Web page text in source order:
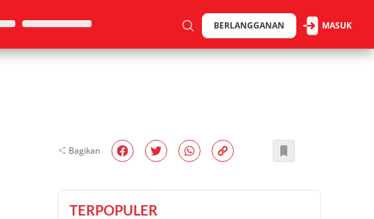
BERLANGGANAN MASUK
Bagikan
TERPOPULER